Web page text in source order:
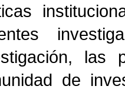
las
de